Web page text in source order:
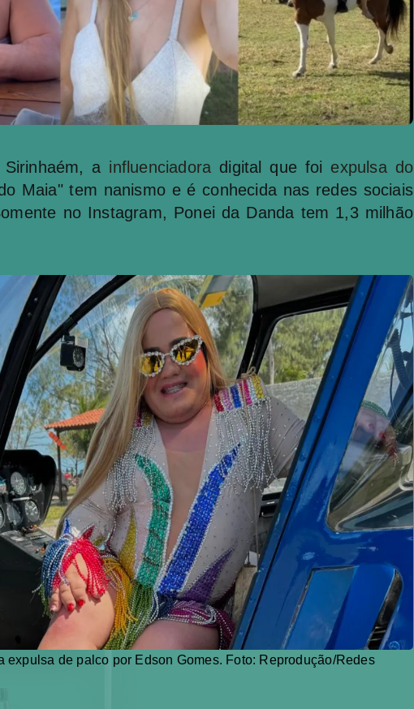
a influenciadora digital que foi expulsa do
Maia" tem nanismo e é conhecida nas redes sociais
no Instagram, Ponei da Danda tem 1,3 milhão
expulsa de palco por Edson Gomes. Foto: Reprodução/Redes